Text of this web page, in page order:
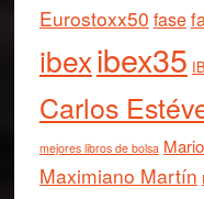
Eurostoxx50 fase
ibexibex35
Carlos
mejores libros de bolsa
Maximiano Martín